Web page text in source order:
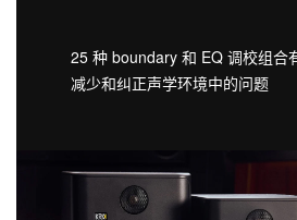
25 种 boundary 和 EQ 调校组合
减少和纠正声学环境中的问题